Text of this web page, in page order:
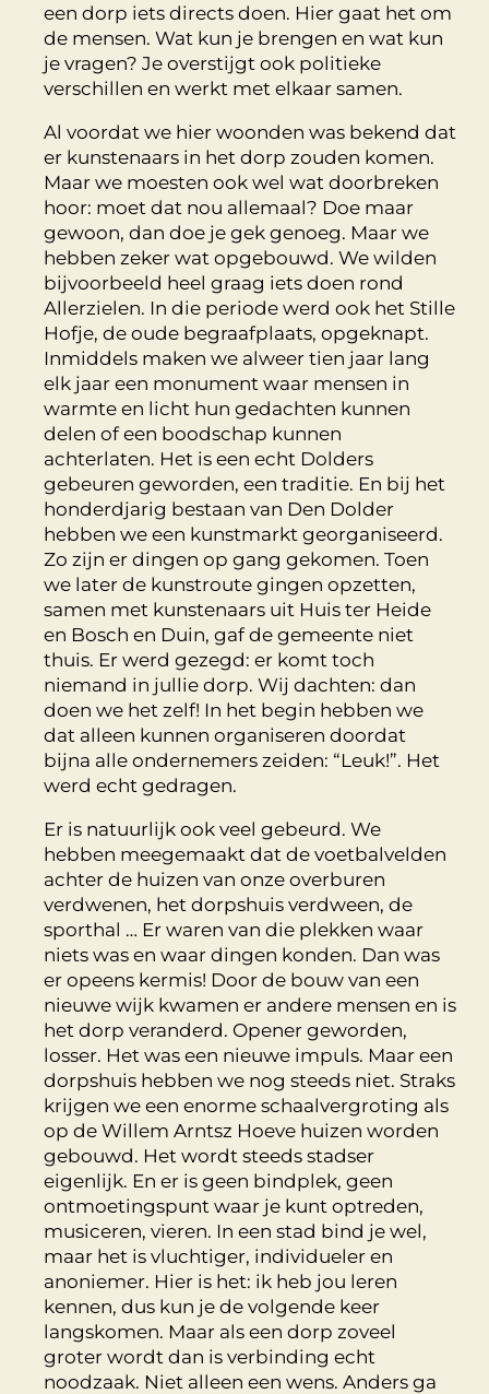
een dorp iets directs doen. Hier gaat het om
de mensen. Wat kun je brengen en wat kun
je vragen? Je overstijgt ook politieke
verschillen en werkt met elkaar samen.
Al voordat we hier woonden was bekend dat
er kunstenaars in het dorp zouden komen.
Maar we moesten ook wel wat doorbreken
hoor: moet dat nou allemaal? Doe maar
gewoon, dan doe je gek genoeg. Maar we
hebben zeker wat opgebouwd. We wilden
bijvoorbeeld heel graag iets doen rond
Allerzielen. In die periode werd ook het Stille
Hofje, de oude begraafplaats, opgeknapt.
Inmiddels maken we alweer tien jaar lang
elk jaar een monument waar mensen in
warmte en licht hun gedachten kunnen
delen of een boodschap kunnen
achterlaten. Het is een echt Dolders
gebeuren geworden, een traditie. En bij het
honderdjarig bestaan van Den Dolder
hebben we een kunstmarkt georganiseerd.
Zo zijn er dingen op gang gekomen. Toen
we later de kunstroute gingen opzetten,
samen met kunstenaars uit Huis ter Heide
en Bosch en Duin, gaf de gemeente niet
thuis. Er werd gezegd: er komt toch
niemand in jullie dorp. Wij dachten: dan
doen we het zelf! In het begin hebben we
dat alleen kunnen organiseren doordat
bijna alle ondernemers zeiden: “Leuk!”. Het
werd echt gedragen.
Er is natuurlijk ook veel gebeurd. We
hebben meegemaakt dat de voetbalvelden
achter de huizen van onze overburen
verdwenen, het dorpshuis verdween, de
sporthal … Er waren van die plekken waar
niets was en waar dingen konden. Dan was
er opeens kermis! Door de bouw van een
nieuwe wijk kwamen er andere mensen en is
het dorp veranderd. Opener geworden,
losser. Het was een nieuwe impuls. Maar een
dorpshuis hebben we nog steeds niet. Straks
krijgen we een enorme schaalvergroting als
op de Willem Arntsz Hoeve huizen worden
gebouwd. Het wordt steeds stadser
eigenlijk. En er is geen bindplek, geen
ontmoetingspunt waar je kunt optreden,
musiceren, vieren. In een stad bind je wel,
maar het is vluchtiger, individueler en
anoniemer. Hier is het: ik heb jou leren
kennen, dus kun je de volgende keer
langskomen. Maar als een dorp zoveel
groter wordt dan is verbinding echt
noodzaak. Niet alleen een wens. Anders ga